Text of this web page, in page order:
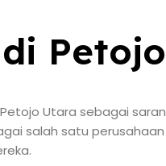
Utara sebagai
salah satu